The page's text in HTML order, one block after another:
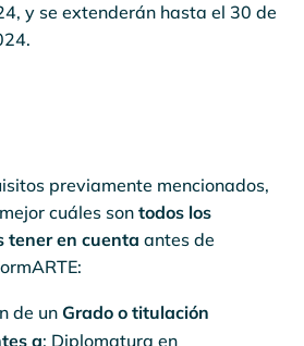
y se extenderán hasta el 30 de
previamente mencionados,
cuáles son todos los
tener en cuenta antes de
de un Grado o titulación
a: Diplomatura en